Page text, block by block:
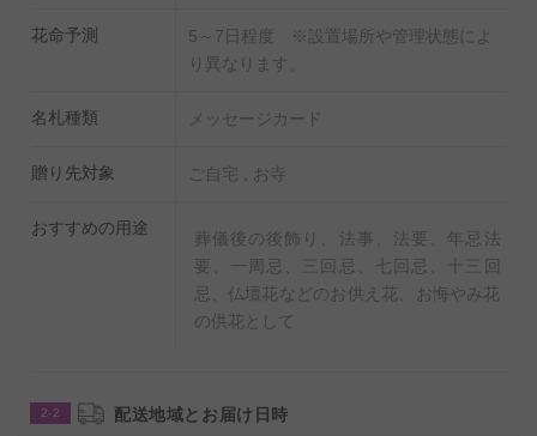
花命予測
5～7日程度 ※設置場所や管理状態によ
り異なります。
名札種類 メッセージカード
贈り先対象 ご自宅 , お寺
おすすめの用途
葬儀後の後飾り、法事、法要、年忌法
要、一周忌、三回忌、七回忌、十三回
忌、仏壇花などのお供え花、お悔やみ花
の供花として
2-2 配送地域とお届け日時